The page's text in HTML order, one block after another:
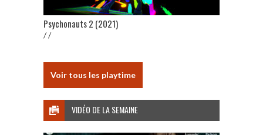
Psychonauts 2 (2021)
/ /
Voir tous les playtime
VIDÉO DE LA SEMAINE